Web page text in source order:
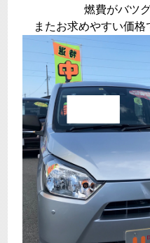
燃費がバツ
またお求めやすい価